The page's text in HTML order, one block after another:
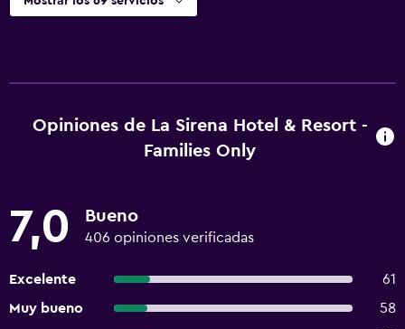
Opiniones de La Sirena Hotel & Resort -
Families Only
7,0 Bueno
406 opiniones verificadas
Excelente
61
Muy bueno
58